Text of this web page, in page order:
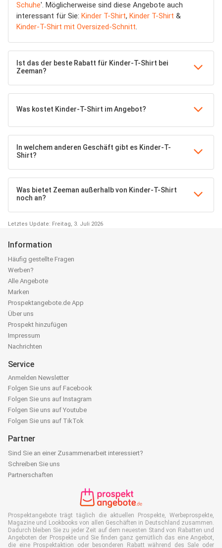
Schuhe'. Möglicherweise sind diese Angebote auch
interessant für Sie: Kinder T-Shirt, Kinder T-Shirt &
Kinder-T-Shirt mit Oversized-Schnitt.
Ist das der beste Rabatt für Kinder-T-Shirt bei
Zeeman?
Was kostet Kinder-T-Shirt im Angebot?
In welchem anderen Geschäft gibt es Kinder-T-
Shirt?
Was bietet Zeeman außerhalb von Kinder-T-Shirt
noch an?
Letztes Update: Freitag, 3. Juli 2026
Information
Häufig gestellte Fragen
Werben?
Alle Angebote
Marken
Prospektangebote.de App
Über uns
Prospekt hinzufügen
Impressum
Nachrichten
Service
Anmelden Newsletter
Folgen Sie uns auf Facebook
Folgen Sie uns auf Instagram
Folgen Sie uns auf Youtube
Folgen Sie uns auf TikTok
Partner
Sind Sie an einer Zusammenarbeit interessiert?
Schreiben Sie uns
Partnerschaften
Prospektangebote trägt täglich die aktuellen Prospekte, Werbeprospekte,
Magazine und Lookbooks von allen Geschäften in Deutschland zusammen.
Dadurch bleiben Sie zu jeder Zeit auf dem neuesten Stand von Rabatten und
Angeboten der Prospekte und Sie finden ganz gemütlich das eine Angebot,
die eine Prospektaktion oder besonderen Rabatt während des Sale oder